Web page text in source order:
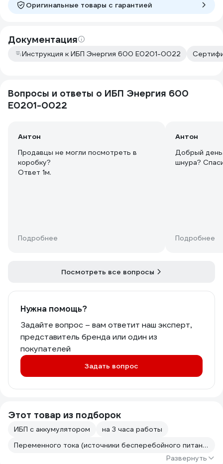
Оригинальные товары c гарантией
Документация
Инструкция к ИБП Энергия 600 Е0201-0022
Вопросы и ответы о ИБП Энергия 600
Е0201-0022
Антон
Продавцы не могли посмотреть в
коробку?
Ответ 1м.
Подробнее
Антон
Добрый
шнура?
Подробнее
Посмотреть все вопросы
Нужна помощь?
Задайте вопрос – вам ответит наш эксперт,
представитель бренда или один из
покупателей
Задать вопрос
Этот товар из подборок
ИБП с аккумулятором
на 3 часа работы
Переменного тока (источники бесперебойного питания (ИБП, бесперебойники))
Развернуть